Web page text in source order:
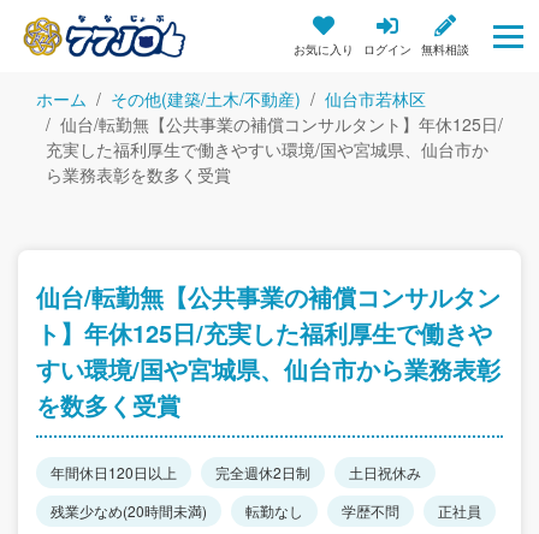
お気に入り ログイン 無料相談
ホーム その他(建築/土木/不動産)
仙台市若林区
仙台/転勤無【公共事業の補償コンサルタント】年休125日/
充実した福利厚生で働きやすい環境/国や宮城県、仙台市か
ら業務表彰を数多く受賞
仙台/転勤無【公共事業の補償コンサルタン
ト】年休125日/充実した福利厚生で働きや
すい環境/国や宮城県、仙台市から業務表彰
を数多く受賞
年間休日120日以上 完全週休2日制
土日祝休み
残業少なめ(20時間未満)
転勤なし 学歴不問
正社員